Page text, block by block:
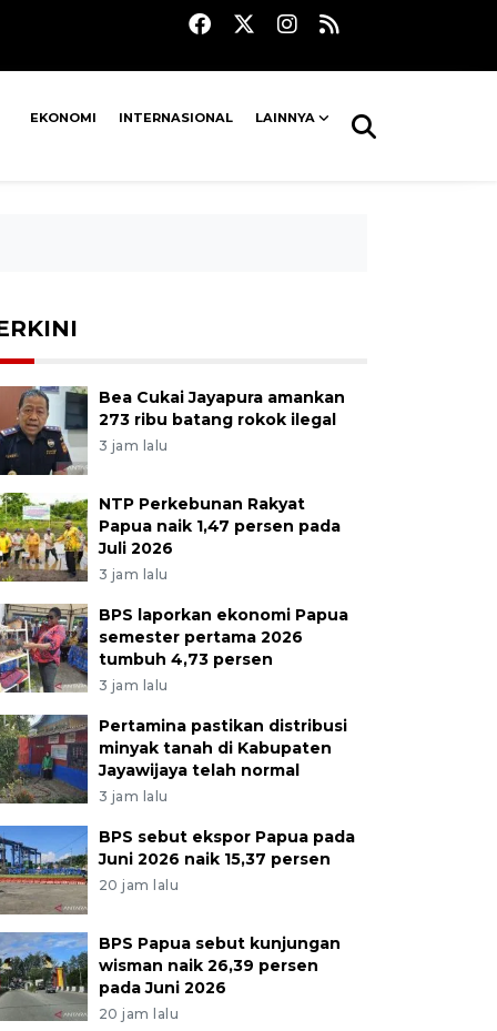
EKONOMI INTERNASIONAL LAINNYA
Bea Cukai Jayapura amankan
273 ribu batang rokok ilegal
3 jam lalu
NTP Perkebunan Rakyat
Papua naik 1,47 persen pada
Juli 2026
3 jam lalu
BPS laporkan ekonomi Papua
semester pertama 2026
tumbuh 4,73 persen
3 jam lalu
Pertamina pastikan distribusi
minyak tanah di Kabupaten
Jayawijaya telah normal
3 jam lalu
BPS sebut ekspor Papua pada
Juni 2026 naik 15,37 persen
20 jam lalu
BPS Papua sebut kunjungan
wisman naik 26,39 persen
pada Juni 2026
20 jam lalu